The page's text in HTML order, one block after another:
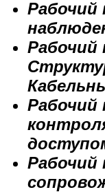
Рабочий
Рабочий
Рабочий
Рабочий